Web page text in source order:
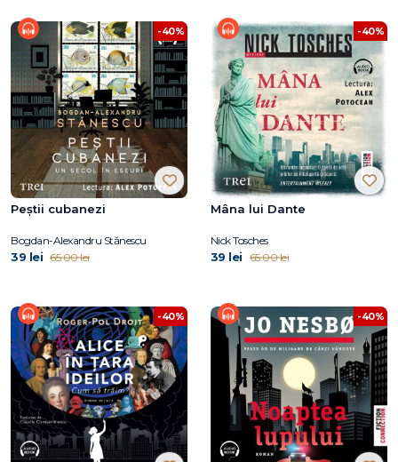
-40%
Peștii cubanezi
Bogdan-Alexandru Stănescu
39 lei 65.00 lei
-40%
Mâna lui Dante
Nick Tosches
39 lei 65.00 lei
-40% -40%